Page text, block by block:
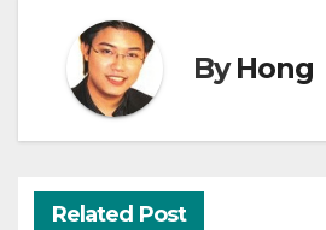
ByHong
Related Post